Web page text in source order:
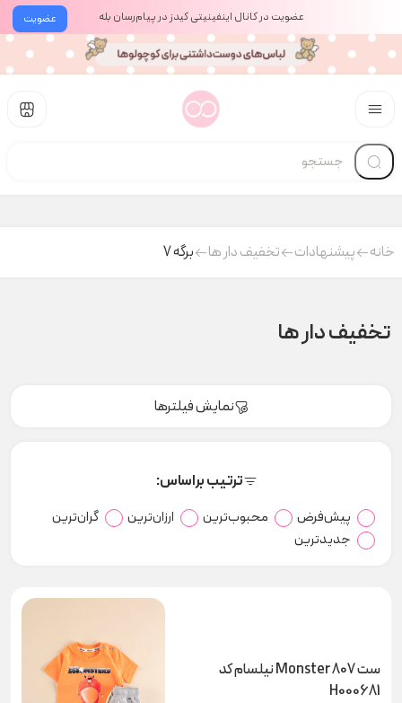
عضویت عضویت در کانال اینفینیتی کیدز در پیام‌رسان بله
خانه پیشنهادات تخفیف دار ها برگه 7
تخفیف دار ها
نمایش فیلترها
ترتیب براساس:
پیش‌فرض محبوب‌ترین ارزان‌ترین
گران‌ترین
جدیدترین
ست Monster 807 نیلسام کد
H000681